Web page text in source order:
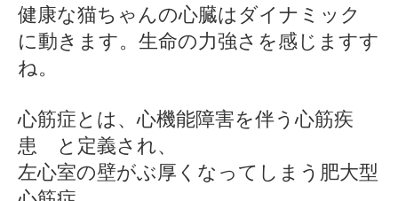
健康な猫ちゃんの心臓はダイナミック
に動きます。生命の力強さを感じますす
ね。
心筋症とは、心機能障害を伴う心筋疾
患 と定義され、
左心室の壁がぶ厚くなってしまう肥大型